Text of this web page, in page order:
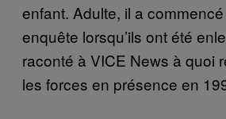
enfant. Adulte, il a
enquête lorsqu’ils ont été
raconté à VICE News à quoi
les forces en présence en